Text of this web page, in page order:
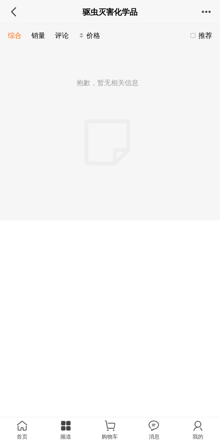
驱虫灭害化学品
推荐
综合 销量 评论 价格
抱歉，暂无相关信息
首页 频道 购物车 消息 我的